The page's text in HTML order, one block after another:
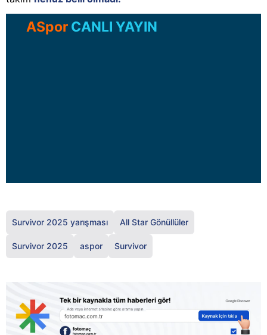
ASpor CANLI YAYIN
Survivor 2025 yarışması All Star Gönüllüler
Survivor 2025 aspor Survivor